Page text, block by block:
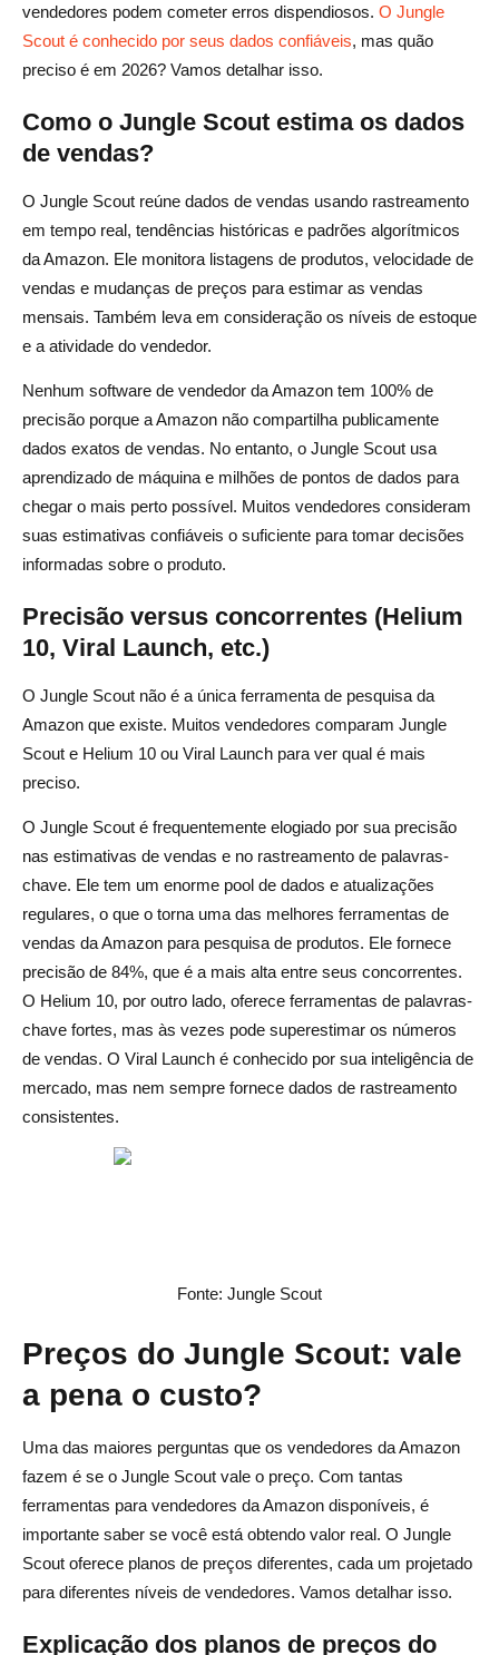
vendedores podem cometer erros dispendiosos. O Jungle
Scout é conhecido por seus dados confiáveis, mas quão
preciso é em 2026? Vamos detalhar isso.
Como o Jungle Scout estima os dados
de vendas?
O Jungle Scout reúne dados de vendas usando rastreamento
em tempo real, tendências históricas e padrões algorítmicos
da Amazon. Ele monitora listagens de produtos, velocidade de
vendas e mudanças de preços para estimar as vendas
mensais. Também leva em consideração os níveis de estoque
e a atividade do vendedor.
Nenhum software de vendedor da Amazon tem 100% de
precisão porque a Amazon não compartilha publicamente
dados exatos de vendas. No entanto, o Jungle Scout usa
aprendizado de máquina e milhões de pontos de dados para
chegar o mais perto possível. Muitos vendedores consideram
suas estimativas confiáveis o suficiente para tomar decisões
informadas sobre o produto.
Precisão versus concorrentes (Helium
10, Viral Launch, etc.)
O Jungle Scout não é a única ferramenta de pesquisa da
Amazon que existe. Muitos vendedores comparam Jungle
Scout e Helium 10 ou Viral Launch para ver qual é mais
preciso.
O Jungle Scout é frequentemente elogiado por sua precisão
nas estimativas de vendas e no rastreamento de palavras-
chave. Ele tem um enorme pool de dados e atualizações
regulares, o que o torna uma das melhores ferramentas de
vendas da Amazon para pesquisa de produtos. Ele fornece
precisão de 84%, que é a mais alta entre seus concorrentes.
O Helium 10, por outro lado, oferece ferramentas de palavras-
chave fortes, mas às vezes pode superestimar os números
de vendas. O Viral Launch é conhecido por sua inteligência de
mercado, mas nem sempre fornece dados de rastreamento
consistentes.
Fonte: Jungle Scout
Preços do Jungle Scout: vale
a pena o custo?
Uma das maiores perguntas que os vendedores da Amazon
fazem é se o Jungle Scout vale o preço. Com tantas
ferramentas para vendedores da Amazon disponíveis, é
importante saber se você está obtendo valor real. O Jungle
Scout oferece planos de preços diferentes, cada um projetado
para diferentes níveis de vendedores. Vamos detalhar isso.
Explicação dos planos de preços do